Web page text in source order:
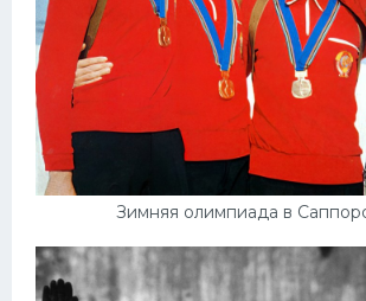
Зимняя олимпиада в